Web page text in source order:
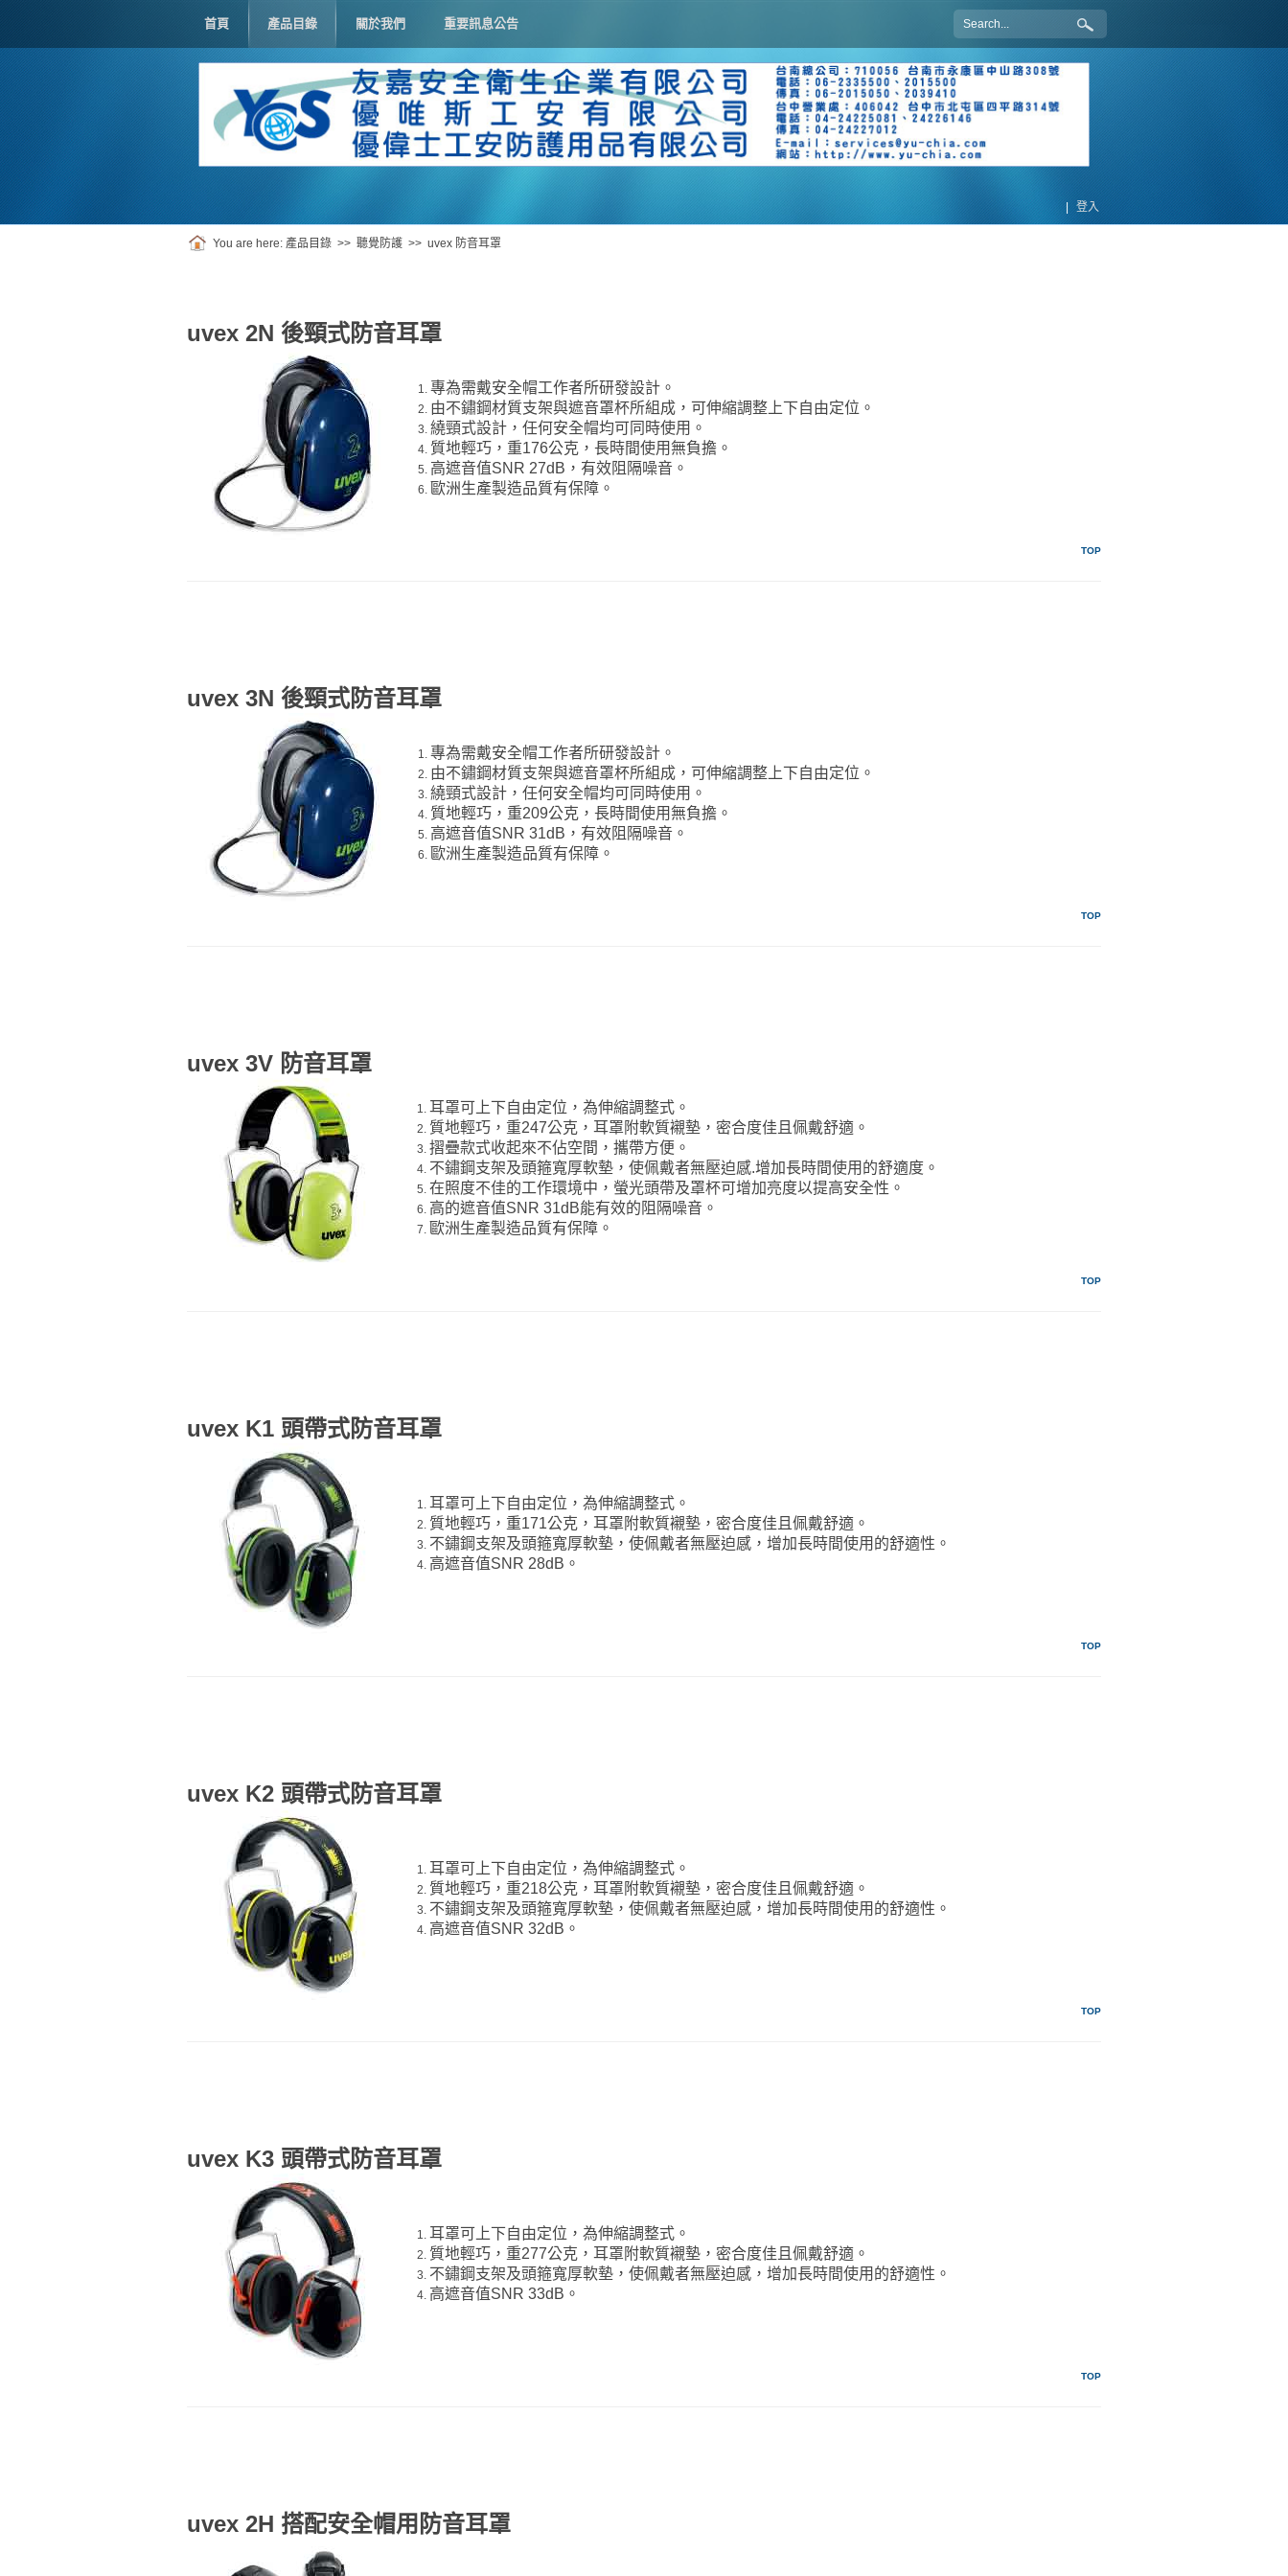
首頁 產品目錄 關於我們 重要訊息公告
| 登入
You are here: 產品目錄 >> 聽覺防護 >> uvex 防音耳罩
uvex 2N 後頸式防音耳罩
專為需戴安全帽工作者所研發設計。
由不鏽鋼材質支架與遮音罩杯所組成，可伸縮調整上下自由定位。
繞頸式設計，任何安全帽均可同時使用。
質地輕巧，重176公克，長時間使用無負擔。
高遮音值SNR 27dB，有效阻隔噪音。
歐洲生產製造品質有保障。
TOP
uvex 3N 後頸式防音耳罩
專為需戴安全帽工作者所研發設計。
由不鏽鋼材質支架與遮音罩杯所組成，可伸縮調整上下自由定位。
繞頸式設計，任何安全帽均可同時使用。
質地輕巧，重209公克，長時間使用無負擔。
高遮音值SNR 31dB，有效阻隔噪音。
歐洲生產製造品質有保障。
TOP
uvex 3V 防音耳罩
耳罩可上下自由定位，為伸縮調整式。
質地輕巧，重247公克，耳罩附軟質襯墊，密合度佳且佩戴舒適。
摺疊款式收起來不佔空間，攜帶方便。
不鏽鋼支架及頭箍寬厚軟墊，使佩戴者無壓迫感.增加長時間使用的舒適度。
在照度不佳的工作環境中，螢光頭帶及罩杯可增加亮度以提高安全性。
高的遮音值SNR 31dB能有效的阻隔噪音。
歐洲生產製造品質有保障。
TOP
uvex K1 頭帶式防音耳罩
耳罩可上下自由定位，為伸縮調整式。
質地輕巧，重171公克，耳罩附軟質襯墊，密合度佳且佩戴舒適。
不鏽鋼支架及頭箍寬厚軟墊，使佩戴者無壓迫感，增加長時間使用的舒適性。
高遮音值SNR 28dB。
TOP
uvex K2 頭帶式防音耳罩
耳罩可上下自由定位，為伸縮調整式。
質地輕巧，重218公克，耳罩附軟質襯墊，密合度佳且佩戴舒適。
不鏽鋼支架及頭箍寬厚軟墊，使佩戴者無壓迫感，增加長時間使用的舒適性。
高遮音值SNR 32dB。
TOP
uvex K3 頭帶式防音耳罩
耳罩可上下自由定位，為伸縮調整式。
質地輕巧，重277公克，耳罩附軟質襯墊，密合度佳且佩戴舒適。
不鏽鋼支架及頭箍寬厚軟墊，使佩戴者無壓迫感，增加長時間使用的舒適性。
高遮音值SNR 33dB。
TOP
uvex 2H 搭配安全帽用防音耳罩